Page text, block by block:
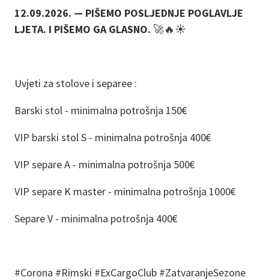
12.09.2026. — PIŠEMO POSLJEDNJE POGLAVLJE
LJETA. I PIŠEMO GA GLASNO. 🚀🔥☀️
Uvjeti za stolove i separee :
Barski stol - minimalna potrošnja 150€
VIP barski stol S - minimalna potrošnja 400€
VIP separe A - minimalna potrošnja 500€
VIP separe K master - minimalna potrošnja 1000€
Separe V - minimalna potrošnja 400€
#Corona #Rimski #ExCargoClub #ZatvaranjeSezone